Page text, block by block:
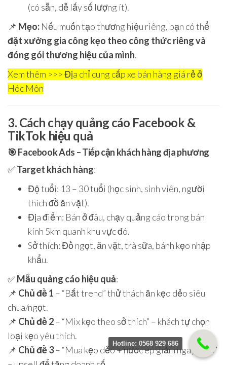
(có sẵn, dễ lấy số lượng ít).
📌 Mẹo: Nếu muốn tạo thương hiệu riêng, bạn có thể
đặt xưởng gia công kẹo theo công thức riêng và
đóng gói thương hiệu của mình.
Xem thêm >>> Địa chỉ cung cấp xe bán hàng giá rẻ ở
Hóc Môn
3. Cách chạy quảng cáo Facebook &
TikTok hiệu quả
🎯Facebook Ads – Tiếp cận khách hàng địa phương
✅Target khách hàng:
Độ tuổi: 13 – 30 tuổi (học sinh, sinh viên, người
thích đồ ăn vặt).
Địa điểm: Bán ở đâu, chạy quảng cáo trong bán
kính 5km quanh khu vực đó.
Sở thích: Đồ ngọt, ăn vặt, trà sữa, bánh kẹo nhập
khẩu.
✅Mẫu quảng cáo hiệu quả:
📌 Chủ đề 1 – “Bắt trend” thử thách ăn kẹo dẻo siêu
chua/ngọt.
📌 Chủ đề 2– “Mix kẹo theo sở thích” – khách tự chọn
loại kẹo yêu thích.
📌 Chủ đề 3– “Mua kẹo dẻo + nước ép giảm ngay 10%”
Hotline: 0568 929 686